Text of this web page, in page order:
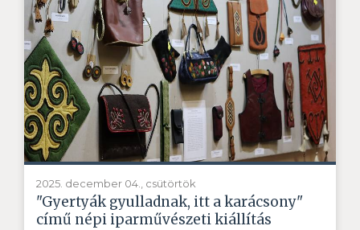
2025. december 04., csütörtök
"Gyertyák gyulladnak, itt a karácsony"
című népi iparművészeti kiállítás